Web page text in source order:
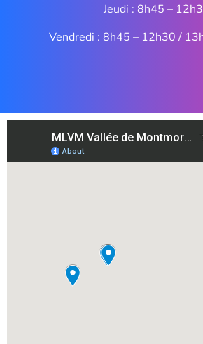
Jeudi : 8h45 –
Vendredi : 8h45 – 12h30 /